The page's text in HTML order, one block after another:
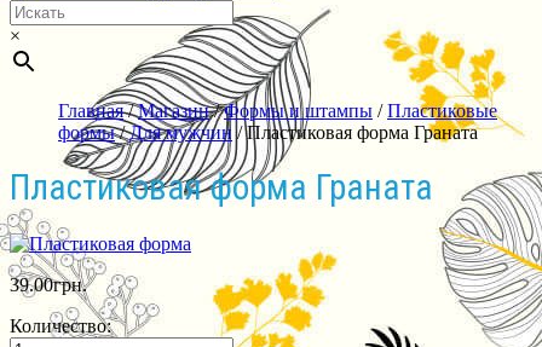
×
Главная/Магазин/Формы и штампы /Пластиковые
формы/Для мужчин / Пластиковая форма Граната
Пластиковая форма Граната
39.00грн.
Количество: